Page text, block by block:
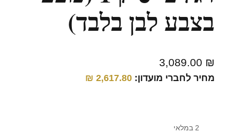
בצבע לבן בלבד)
3,089.00 ₪
מחיר לחברי מועדון: 2,617.80
₪
2 במלאי